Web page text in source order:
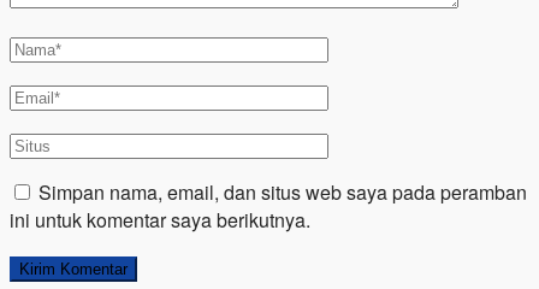
Simpan nama, email, dan situs web saya pada peramban
ini untuk komentar saya berikutnya.